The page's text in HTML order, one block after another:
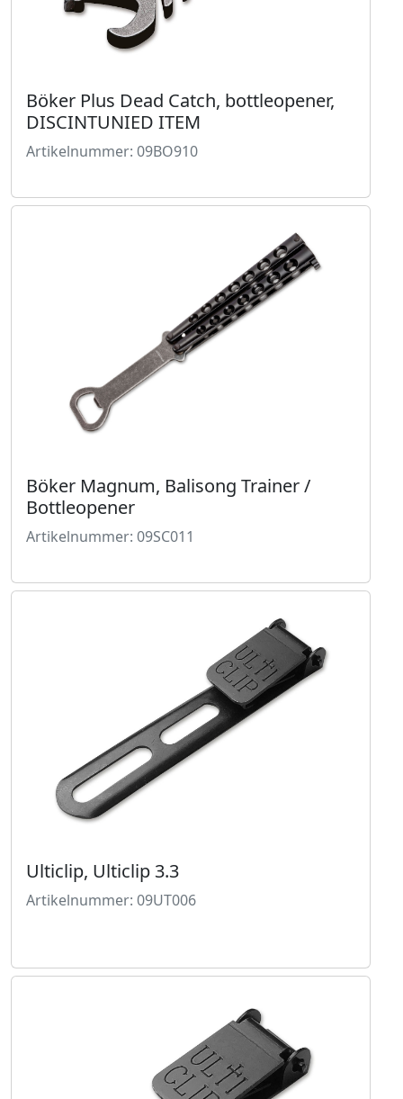
Böker Plus Dead Catch, bottleopener,
DISCINTUNIED ITEM
Artikelnummer: 09BO910
Böker Magnum, Balisong Trainer /
Bottleopener
Artikelnummer: 09SC011
Ulticlip, Ulticlip 3.3
Artikelnummer: 09UT006